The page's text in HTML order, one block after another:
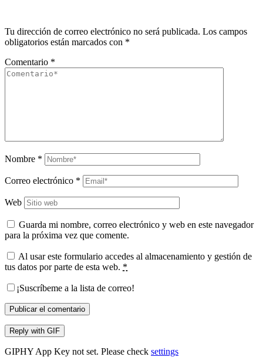
Tu dirección de correo electrónico no será publicada. Los campos
obligatorios están marcados con *
Comentario *
Nombre *
Correo electrónico *
Web
Guarda mi nombre, correo electrónico y web en este navegador
para la próxima vez que comente.
Al usar este formulario accedes al almacenamiento y gestión de
tus datos por parte de esta web. *
¡Suscríbeme a la lista de correo!
Publicar el comentario
Reply with GIF
GIPHY App Key not set. Please check settings